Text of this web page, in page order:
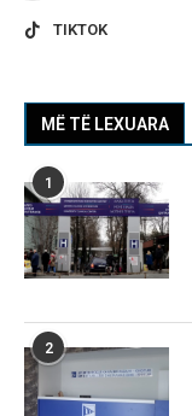
TIKTOK
MË TË LEXUARA
1
2